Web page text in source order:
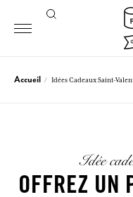
Accueil Idées Cadeaux Saint-
Idée
OFFREZ UN